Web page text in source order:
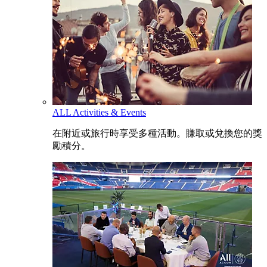
ALL Activities & Events
在附近或旅行時享受多種活動。賺取或兌換您的獎
勵積分。